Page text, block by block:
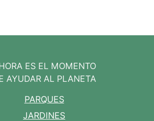
ES EL MOMENTO
AYUDAR AL PLANETA
PARQUES
JARDINES